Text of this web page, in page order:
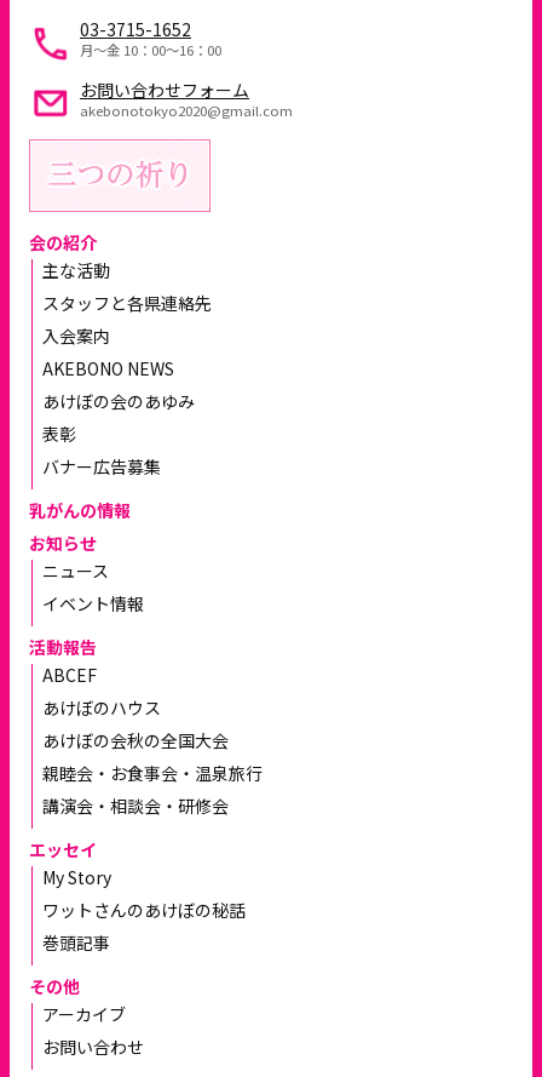
03-3715-1652
月～金 10：00〜16：00
お問い合わせフォーム
akebonotokyo2020@gmail.com
会の紹介
主な活動
スタッフと各県連絡先
入会案内
AKEBONO NEWS
あけぼの会のあゆみ
表彰
バナー広告募集
乳がんの情報
お知らせ
ニュース
イベント情報
活動報告
ABCEF
あけぼのハウス
あけぼの会秋の全国大会
親睦会・お食事会・温泉旅行
講演会・相談会・研修会
エッセイ
My Story
ワットさんのあけぼの秘話
巻頭記事
その他
アーカイブ
お問い合わせ